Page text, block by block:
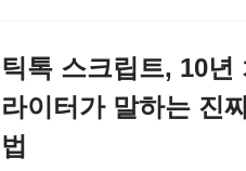
틱톡 스크립트, 10년
라이터가 말하는 진
법